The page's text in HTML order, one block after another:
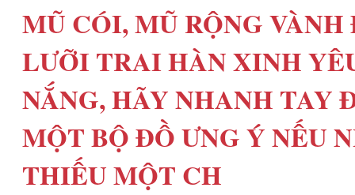
MŨ CÓI, MŨ RỘNG
LƯỠI TRAI HÀN XINH
NẮNG, HÃY NHANH TAY
MỘT BỘ ĐỒ ƯNG Ý NẾU
THIẾU MỘT CH